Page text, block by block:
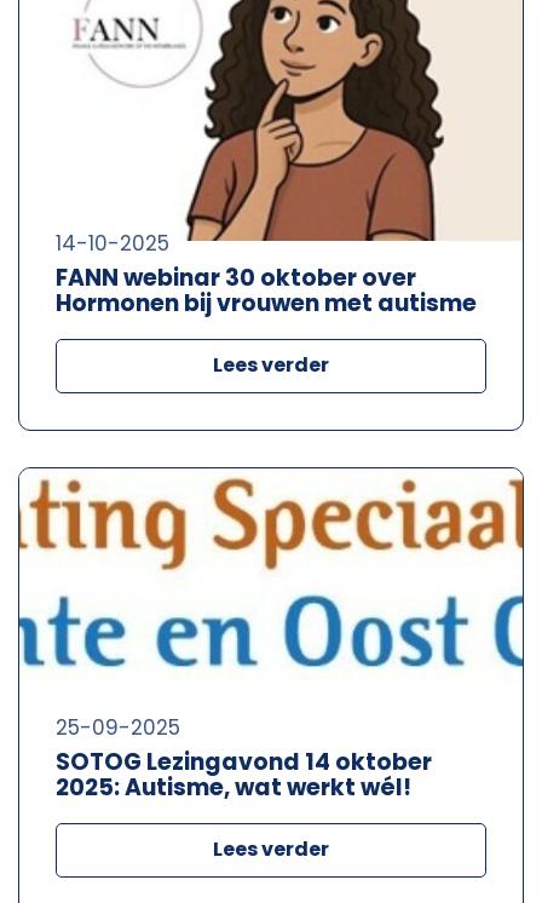
FANN webinar 30 oktober over
Hormonen bij vrouwen met autisme
14-10-2025
Lees verder
SOTOG Lezingavond 14 oktober
2025: Autisme, wat werkt wél!
25-09-2025
Lees verder